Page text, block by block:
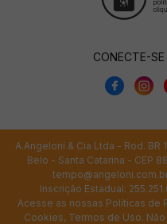
CONECTE-
A.Angeloni & Cia Ltda - Rod. BR
Belo - Santa Catarina - CEP
tempo@angeloni.com.br
Inscrição Estadual:
Acesse as nossas Políticas de
Cookies, Termos de Uso.